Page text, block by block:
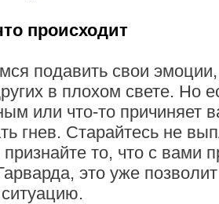
происходит
подавить свои
в плохом свете. Но
или что-то причиняет
гнев. Старайтесь не
то, что с вами
это уже